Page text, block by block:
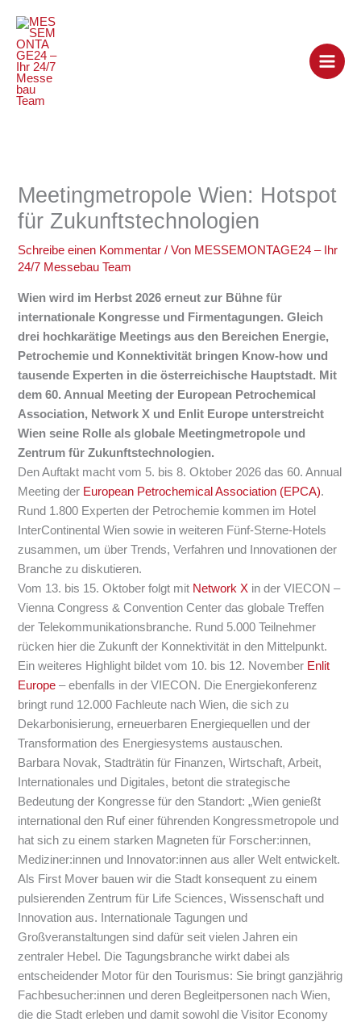
Inhalt
springen
Meetingmetropole Wien: Hotspot
für Zukunftstechnologien
Schreibe einen Kommentar / Von MESSEMONTAGE24 – Ihr
24/7 Messebau Team
Wien wird im Herbst 2026 erneut zur Bühne für
internationale Kongresse und Firmentagungen. Gleich
drei hochkarätige Meetings aus den Bereichen Energie,
Petrochemie und Konnektivität bringen Know-how und
tausende Experten in die österreichische Hauptstadt. Mit
dem 60. Annual Meeting der European Petrochemical
Association, Network X und Enlit Europe unterstreicht
Wien seine Rolle als globale Meetingmetropole und
Zentrum für Zukunftstechnologien.
Den Auftakt macht vom 5. bis 8. Oktober 2026 das 60. Annual
Meeting der European Petrochemical Association (EPCA).
Rund 1.800 Experten der Petrochemie kommen im Hotel
InterContinental Wien sowie in weiteren Fünf-Sterne-Hotels
zusammen, um über Trends, Verfahren und Innovationen der
Branche zu diskutieren.
Vom 13. bis 15. Oktober folgt mit Network X in derVIECON –
Vienna Congress & Convention Center das globale Treffen
der Telekommunikationsbranche. Rund 5.000 Teilnehmer
rücken hier die Zukunft der Konnektivität in den Mittelpunkt.
Ein weiteres Highlight bildet vom 10. bis 12. November Enlit
Europe – ebenfalls in der VIECON. Die Energiekonferenz
bringt rund 12.000 Fachleute nach Wien, die sich zu
Dekarbonisierung, erneuerbaren Energiequellen und der
Transformation des Energiesystems austauschen.
Barbara Novak, Stadträtin für Finanzen, Wirtschaft, Arbeit,
Internationales und Digitales, betont die strategische
Bedeutung der Kongresse für den Standort: „Wien genießt
international den Ruf einer führenden Kongressmetropole und
hat sich zu einem starken Magneten für Forscher:innen,
Mediziner:innen und Innovator:innen aus aller Welt entwickelt.
Als First Mover bauen wir die Stadt konsequent zu einem
pulsierenden Zentrum für Life Sciences, Wissenschaft und
Innovation aus. Internationale Tagungen und
Großveranstaltungen sind dafür seit vielen Jahren ein
zentraler Hebel. Die Tagungsbranche wirkt dabei als
entscheidender Motor für den Tourismus: Sie bringt ganzjährig
Fachbesucher:innen und deren Begleitpersonen nach Wien,
die die Stadt erleben und damit sowohl die Visitor Economy